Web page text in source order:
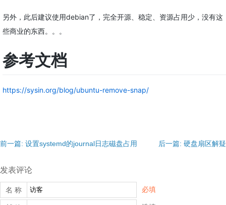
另外，此后建议使用debian了，完全开源、稳定、资源占用少，没有这
些商业的东西。。。
参考文档
https://sysin.org/blog/ubuntu-remove-snap/
前一篇: 设置systemd的journal日志磁盘占用 后一篇: 硬盘扇区解疑
发表评论
名 称 必填